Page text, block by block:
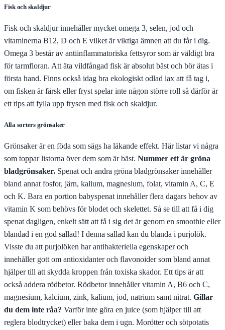
Fisk och skaldjur
Fisk och skaldjur innehåller mycket omega 3, selen, jod och
vitaminerna B12, D och E vilket är viktiga ämnen att du får i dig.
Omega 3 består av antiinflammatoriska fettsyror som är väldigt bra
för tarmfloran. Att äta vildfångad fisk är absolut bäst och bör ätas i
första hand. Finns också idag bra ekologiskt odlad lax att få tag i,
om fisken är färsk eller fryst spelar inte någon större roll så därför är
ett tips att fylla upp frysen med fisk och skaldjur.
Alla sorters grönsaker
Grönsaker är en föda som sägs ha läkande effekt. Här listar vi några
som toppar listorna över dem som är bäst. Nummer ett är gröna
bladgrönsaker. Spenat och andra gröna bladgrönsaker innehåller
bland annat fosfor, järn, kalium, magnesium, folat, vitamin A, C, E
och K. Bara en portion babyspenat innehåller flera dagars behov av
vitamin K som behövs för blodet och skelettet. Så se till att få i dig
spenat dagligen, enkelt sätt att få i sig det är genom en smoothie eller
blandad i en god sallad! I denna sallad kan du blanda i purjolök.
Visste du att purjolöken har antibakteriella egenskaper och
innehåller gott om antioxidanter och flavonoider som bland annat
hjälper till att skydda kroppen från toxiska skador. Ett tips är att
också addera rödbetor. Rödbetor innehåller vitamin A, B6 och C,
magnesium, kalcium, zink, kalium, jod, natrium samt nitrat. Gillar
du dem inte råa? Varför inte göra en juice (som hjälper till att
reglera blodtrycket) eller baka dem i ugn. Morötter och sötpotatis